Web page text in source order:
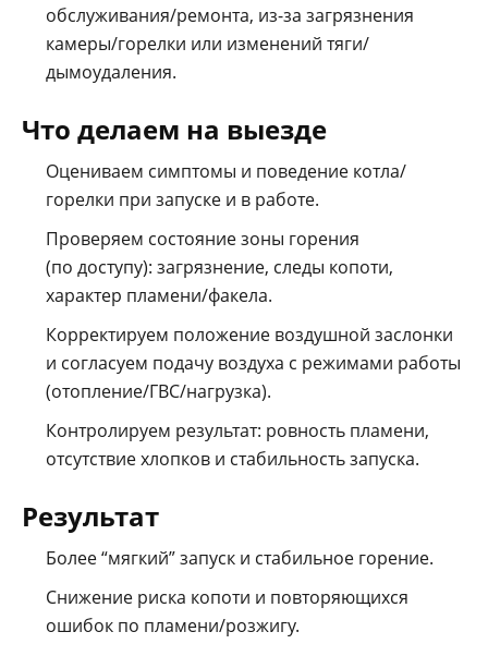
обслуживания/ремонта, из-за загрязнения
камеры/горелки или изменений тяги/
дымоудаления.
Что делаем на выезде
Оцениваем симптомы и поведение котла/
горелки при запуске и в работе.
Проверяем состояние зоны горения
(по доступу): загрязнение, следы копоти,
характер пламени/факела.
Корректируем положение воздушной заслонки
и согласуем подачу воздуха с режимами работы
(отопление/ГВС/нагрузка).
Контролируем результат: ровность пламени,
отсутствие хлопков и стабильность запуска.
Результат
Более “мягкий” запуск и стабильное горение.
Снижение риска копоти и повторяющихся
ошибок по пламени/розжигу.